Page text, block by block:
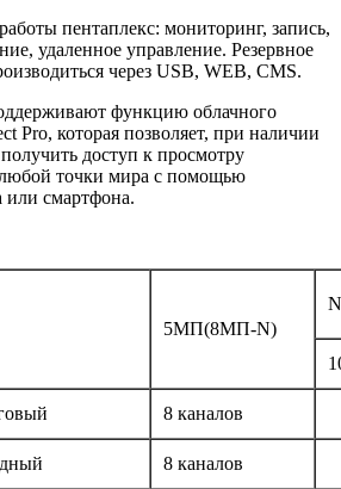
пентаплекс: мониторинг, запись,
удаленное управление. Резервное
через USB, WEB, CMS.
функцию облачного
Pro, которая позволяет, при наличии
доступ к просмотру
точки мира с помощью
или смартфона.
5МП(8МП-N)
8 каналов
8 каналов